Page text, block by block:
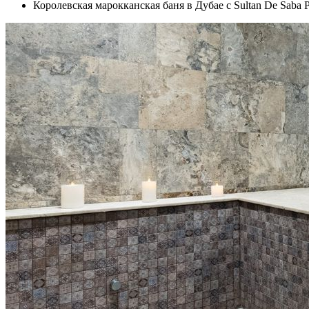
Королевская марокканская баня в Дубае с Sultan De Saba